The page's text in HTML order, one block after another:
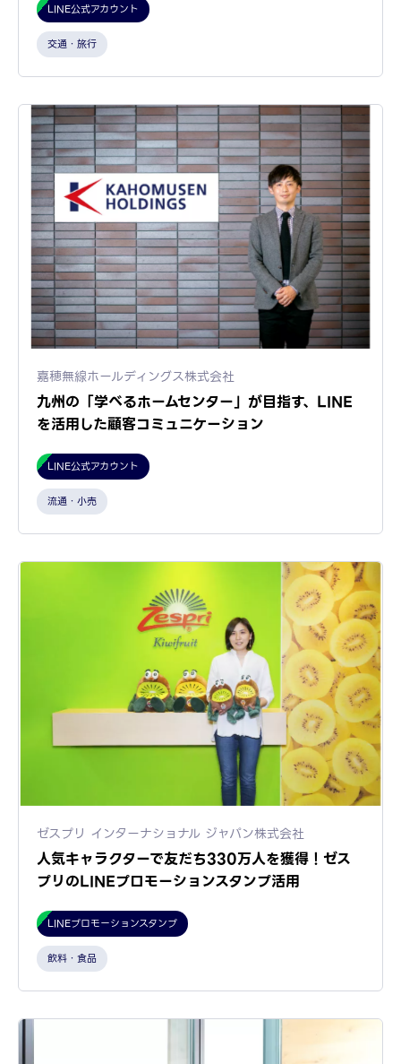
LINE公式アカウント
交通・旅行
嘉穂無線ホールディングス株式会社
九州の「学べるホームセンター」が目指す、LINE
を活用した顧客コミュニケーション
LINE公式アカウント
流通・小売
ゼスプリ インターナショナル ジャパン株式会社
人気キャラクターで友だち330万人を獲得！ゼス
プリのLINEプロモーションスタンプ活用
LINEプロモーションスタンプ
飲料・食品